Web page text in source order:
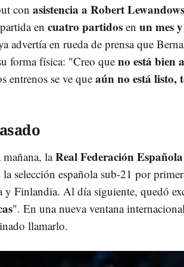
con asistencia a Robert
en cuatro partidos en un mes
advertía en rueda de prensa que
forma física: "Creo que no está bien
entrenos se ve que aún no está listo,
laReal Federación
selección española sub-21 por
y Finlandia. Al día siguiente, quedó
". En una nueva ventana
llamarlo.